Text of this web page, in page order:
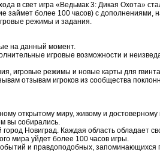
в свет игра «Ведьмак 3: Дикая Охота»
займет более 100 часов) с дополнениями,
режимы и задания.
на данный момент.
игровые возможности и
игровые режимы и новые карты для
отзывам игроков из сообщества
открытому миру, живому и достоверному
вы собирались.
Новиград. Каждая область обладает
мира уйдет более 100 часов игры.
и правдоподобных, запоминающихся